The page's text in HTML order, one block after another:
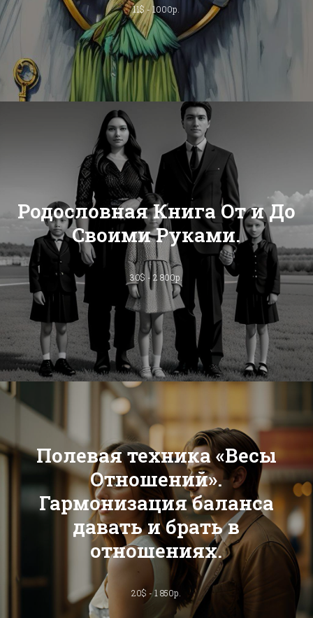
11$ - 1000р.
Родословная Книга От и До
Своими Руками.
30$ - 2 800р.
Полевая техника «Весы
Отношений».
Гармонизация баланса
давать и брать в
отношениях.
20$ - 1 850р.